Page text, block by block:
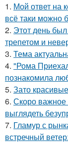
1. Мой ответ на
всё таки можно
2. Этот день
трепетом и
3. Тема
4. "Рома
познакомила
5. Зато
6. Скоро важное
выглядеть
7. Гламур с
встречный